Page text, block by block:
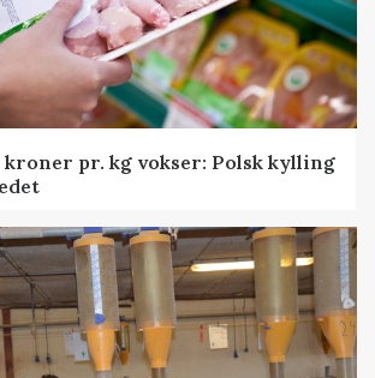
kroner pr. kg vokser: Polsk kylling